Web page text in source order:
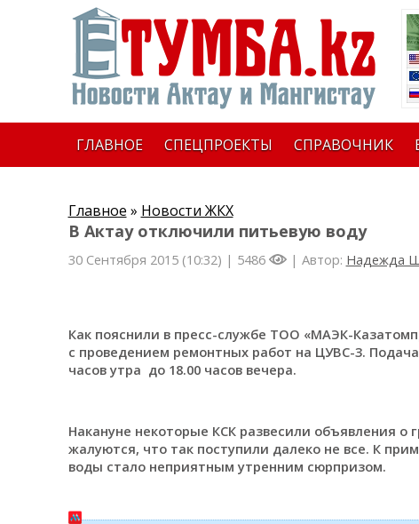
ГЛАВНОЕ СПЕЦПРОЕКТЫ СПРАВОЧНИК
Главное » Новости ЖКХ
В Актау отключили питьевую воду
30 Сентября 2015 (10:32) | 5486 | Автор: Надежда
Как пояснили в пресс-службе ТОО «МАЭК-
с проведением ремонтных работ на ЦУВС-3.
часов утра до 18.00 часов вечера.
Накануне некоторые КСК развесили объявления
жалуются, что так поступили далеко не все. К
воды стало неприятным утренним сюрпризом.